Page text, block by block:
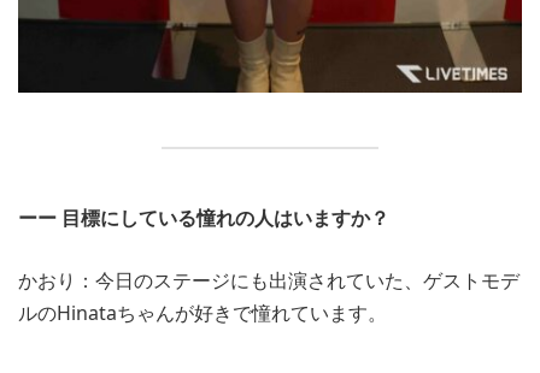
ーー 目標にしている憧れの人はいますか？
かおり：今日のステージにも出演されていた、ゲストモデ
ルのHinataちゃんが好きで憧れています。